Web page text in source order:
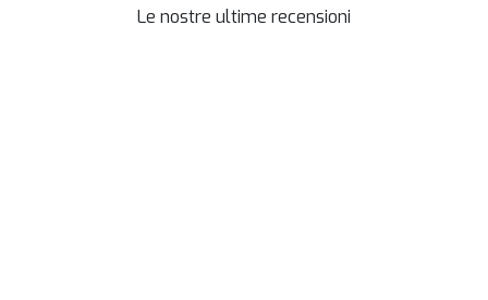
Le nostre ultime recensioni